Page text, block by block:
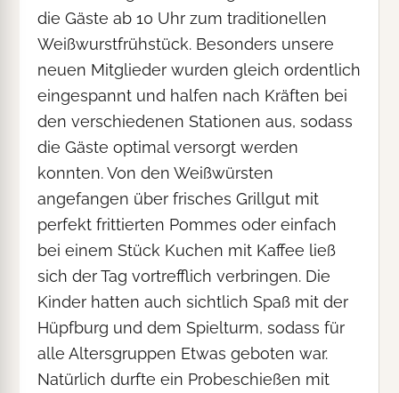
die Gäste ab 10 Uhr zum traditionellen
Weißwurstfrühstück. Besonders unsere
neuen Mitglieder wurden gleich ordentlich
eingespannt und halfen nach Kräften bei
den verschiedenen Stationen aus, sodass
die Gäste optimal versorgt werden
konnten. Von den Weißwürsten
angefangen über frisches Grillgut mit
perfekt frittierten Pommes oder einfach
bei einem Stück Kuchen mit Kaffee ließ
sich der Tag vortrefflich verbringen. Die
Kinder hatten auch sichtlich Spaß mit der
Hüpfburg und dem Spielturm, sodass für
alle Altersgruppen Etwas geboten war.
Natürlich durfte ein Probeschießen mit